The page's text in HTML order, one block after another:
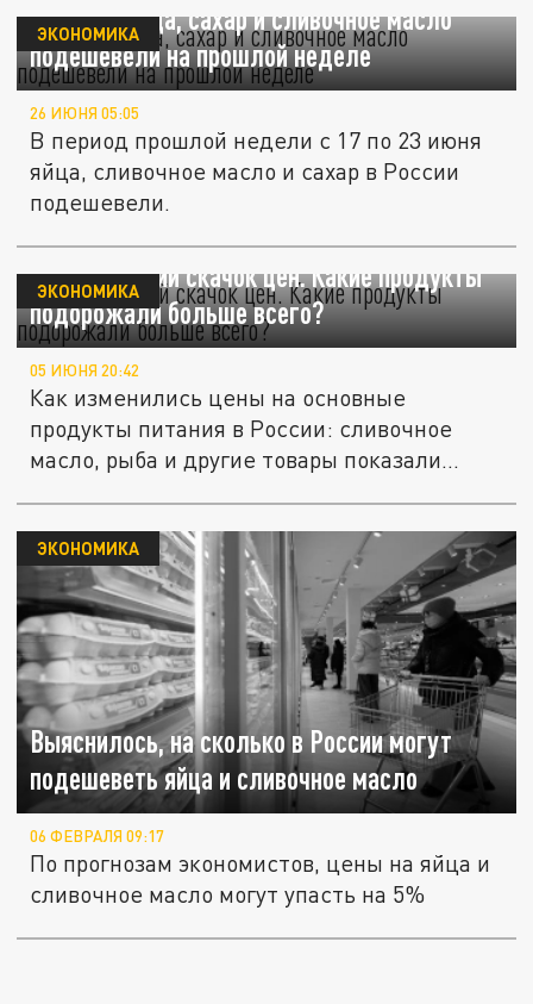
Росстат: яйца, сахар и сливочное масло
подешевели на прошлой неделе
ЭКОНОМИКА
26 ИЮНЯ 05:05
В период прошлой недели с 17 по 23 июня
яйца, сливочное масло и сахар в России
подешевели.
Десятилетний скачок цен. Какие продукты
подорожали больше всего?
ЭКОНОМИКА
05 ИЮНЯ 20:42
Как изменились цены на основные
продукты питания в России: сливочное
масло, рыба и другие товары показали...
Выяснилось, на сколько в России могут
подешеветь яйца и сливочное масло
ЭКОНОМИКА
06 ФЕВРАЛЯ 09:17
По прогнозам экономистов, цены на яйца и
сливочное масло могут упасть на 5%